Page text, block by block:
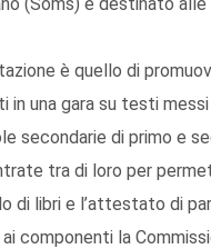
è quello di
una gara su testi
secondarie di primo e
tra di loro per
di libri e l’attestato di
componenti la